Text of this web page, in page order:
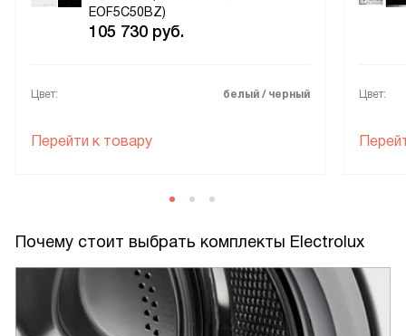
EOF5C50BZ)
105 730 руб.
Цвет: белый / черный
Перейти к товару
Цвет:
Почему стоит выбрать комплекты Electrolux